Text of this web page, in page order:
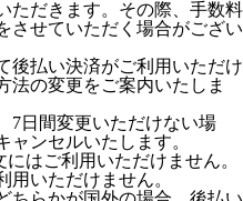
ただきます。その際、手数料
させていただく場合がござい
後払い決済がご利用いただけ
法の変更をご案内いたしま
7日間変更いただけない場
ンセルいたします。
はご利用いただけません。
いただけません。